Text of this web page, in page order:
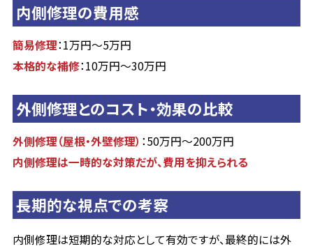
内側修理の費用感
簡易修理：1万円～5万円
本格的な補修：10万円～30万円
外側修理とのコスト・効果の比較
外側修理（屋根・外壁修理） ：50万円～200万円
内側修理は一時的な対策だが、費用を抑えられる
長期的な視点での考察
内側修理は短期的な対応として有効ですが、最終的には外